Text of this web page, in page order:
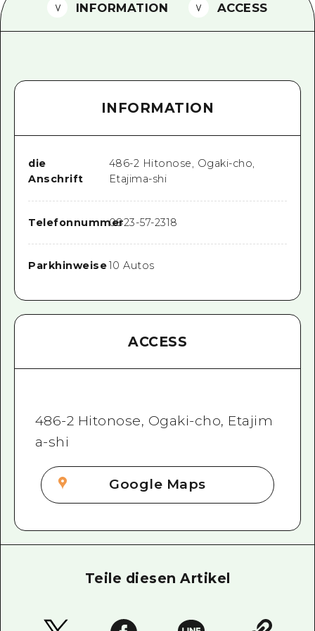
FAQs
Foto-Download
Transportinformationen bei
INFORMATION ACCESS
INFORMATION
die
Anschrift
486-2 Hitonose, Ogaki-cho,
Etajima-shi
Telefonnummer0823-57-2318
Parkhinweise10 Autos
ACCESS
486-2 Hitonose, Ogaki-cho, Etajim
a-shi
Google Maps
Teile diesen Artikel